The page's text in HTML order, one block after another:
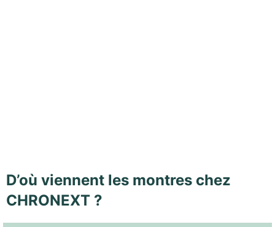
D’où viennent les montres chez
CHRONEXT ?